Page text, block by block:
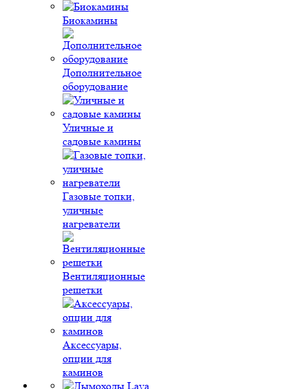
Биокамины
Дополнительное
оборудование
Уличные и
садовые камины
Газовые топки,
уличные
нагреватели
Вентиляционные
решетки
Аксессуары,
опции для
каминов